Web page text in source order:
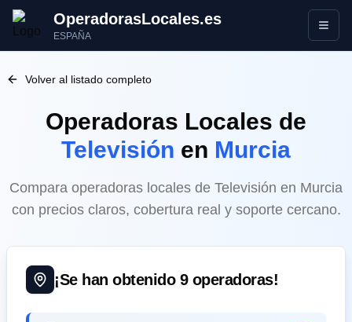
OperadorasLocales.es
ESPAÑA Abrir
Volver al listado completo
Operadoras Locales de
Televisión en Murcia
Compara operadoras locales de Televisión en Murcia
con precios claros, cobertura real y soporte cercano.
¡Se han obtenido 9operadoras!